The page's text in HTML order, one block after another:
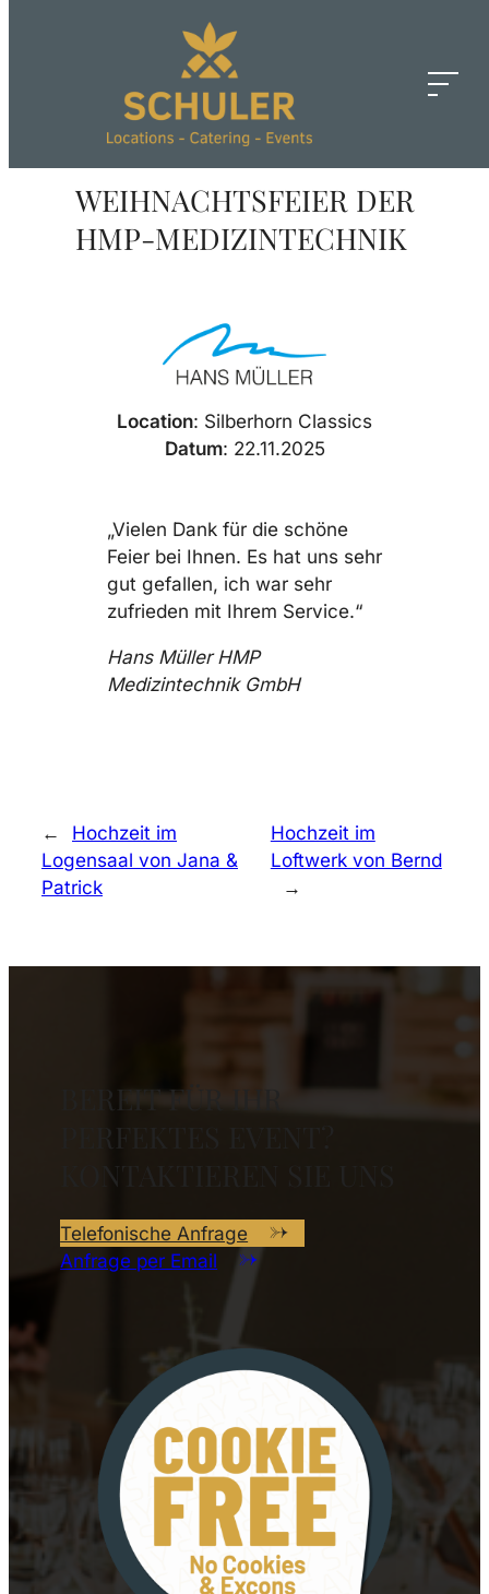
WEIHNACHTSFEIER DER
HMP-MEDIZINTECHNIK
Location: Silberhorn Classics
Datum: 22.11.2025
„Vielen Dank für die schöne
Feier bei Ihnen. Es hat uns sehr
gut gefallen, ich war sehr
zufrieden mit Ihrem Service.“
Hans Müller HMP
Medizintechnik GmbH
←
Hochzeit im
Logensaal von Jana &
Patrick
Hochzeit im
Loftwerk von Bernd
→
BEREIT FÜR IHR
PERFEKTES EVENT?
KONTAKTIEREN SIE UNS
Telefonische Anfrage
Anfrage per Email